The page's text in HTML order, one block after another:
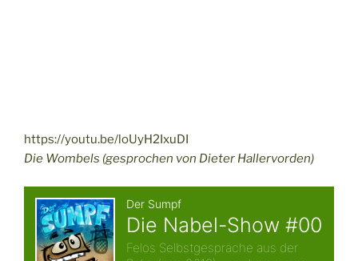
https://youtu.be/loUyH2IxuDI
Die Wombels (gesprochen von Dieter Hallervorden)